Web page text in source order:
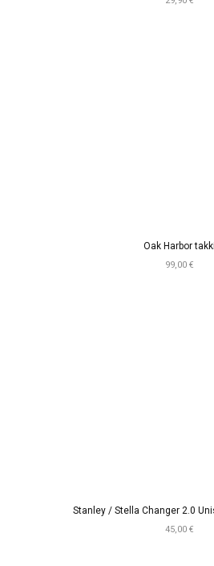
Oak Harbor takki
99,00 €
Stanley / Stella Changer 2.0
45,00 €